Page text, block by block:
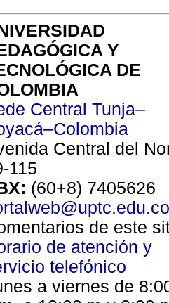
Y
DE
Central Tunja–
Central del
115
(60+8) 7405626
de este
de atención y
telefónico
a viernes de